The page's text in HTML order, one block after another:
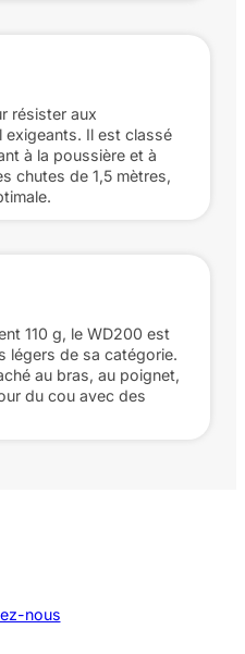
résister aux
exigeants. Il est classé
à la poussière et à
chutes de 1,5 mètres,
110 g, le WD200 est
légers de sa catégorie.
au bras, au poignet,
du cou avec des
nous